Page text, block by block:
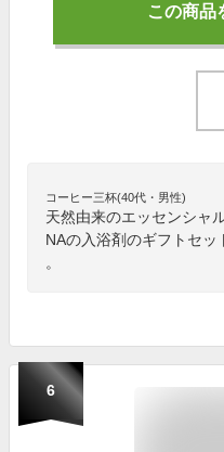
この商品
コーヒー三杯(40代・男性)
天然由来のエッセンシャ
NAの入浴剤のギフトセ
。
6